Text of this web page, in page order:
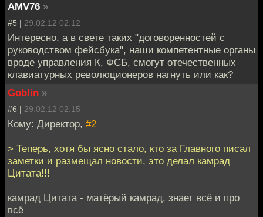
AMV76 »
#5 | 29.02.12 02:12
Интересно, а в свете таких "договоренностей с
руководством фейсбука", наши компетентные органы
вроде управления К, ФСБ, смогут отечественных
клавиатурных революционеров нагнуть или как?
Goblin »
#6 | 29.02.12 02:15
Кому: Директор, #2
> Теперь, хотя бы ясно стало, кто за Главного писал
заметки и размещал новости, это делал камрад
Цитата!!!
камрад Цитата - матёрый камрад, знает всё и про
всё